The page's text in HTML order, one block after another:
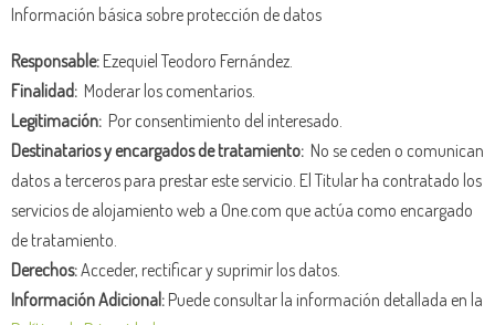
Información básica sobre protección de datos
Responsable:Ezequiel Teodoro Fernández.
Finalidad: Moderar los comentarios.
Legitimación: Por consentimiento del interesado.
Destinatarios y encargados de tratamiento: No se ceden o comunican
datos a terceros para prestar este servicio. El Titular ha contratado los
servicios de alojamiento web a One.com que actúa como encargado
de tratamiento.
Derechos:Acceder, rectificar y suprimir los datos.
Información Adicional:Puede consultar la información detallada en la